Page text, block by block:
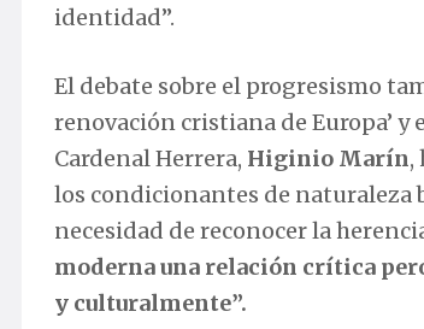
identidad”.
El debate sobre el progresismo
renovación cristiana de Europa’
Cardenal Herrera, Higinio Marín,
los condicionantes de naturaleza
necesidad de reconocer la
moderna una relación crítica
y culturalmente”.